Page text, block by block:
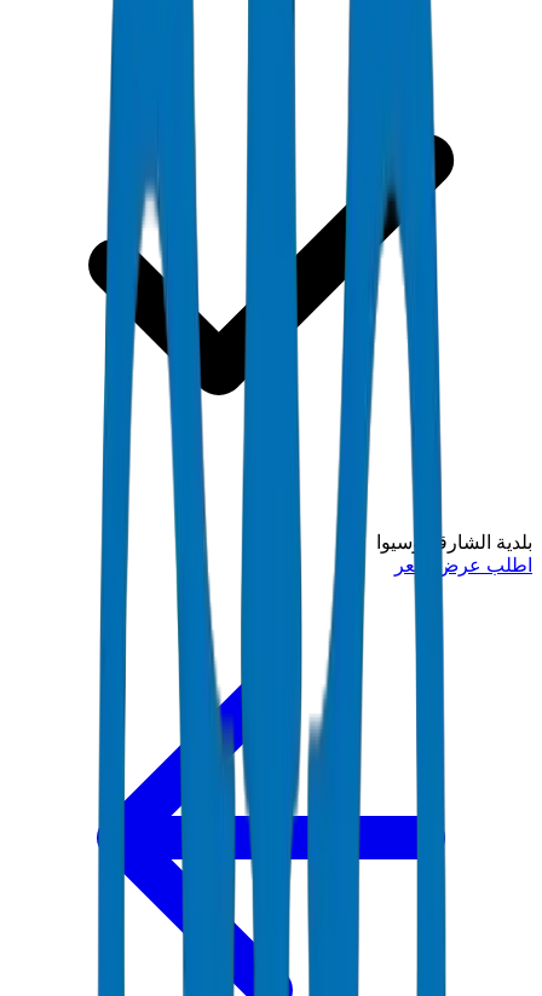
بلدية الشارقة وسيوا
اطلب عرض سعر